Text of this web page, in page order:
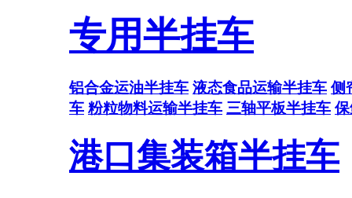
专用半挂车
铝合金运油半挂车 液态食品运输半挂车 侧
车 粉粒物料运输半挂车 三轴平板半挂车
港口集装箱半挂车